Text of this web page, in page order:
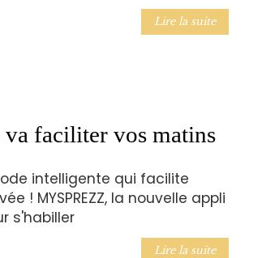
Lire la suite
faciliter vos matins
intelligente qui facilite
! MYSPREZZ, la nouvelle appli
s'habiller
Lire la suite